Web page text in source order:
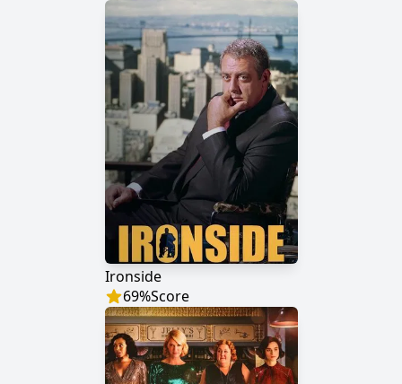
Ironside
69%Score